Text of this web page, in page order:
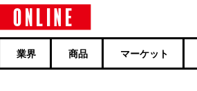
業界 商品 マーケット